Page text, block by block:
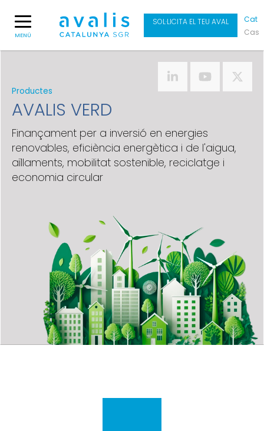
MENÚ
SOL·LICITA EL TEU AVAL
Cat
Cas
Productes
AVALIS VERD
Finançament per a inversió en energies
renovables, eficiència energètica i de l'aigua,
aïllaments, mobilitat sostenible, reciclatge i
economia circular